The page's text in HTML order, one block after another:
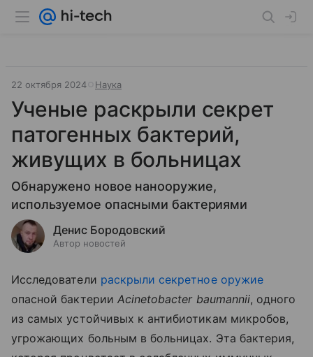
22 октября 2024 Наука
Ученые раскрыли секрет
патогенных бактерий,
живущих в больницах
Обнаружено новое нанооружие,
используемое опасными бактериями
Денис Бородовский
Автор новостей
Исследователи раскрыли секретное оружие
опасной бактерии Acinetobacter baumannii, одного
из самых устойчивых к антибиотикам микробов,
угрожающих больным в больницах. Эта бактерия,